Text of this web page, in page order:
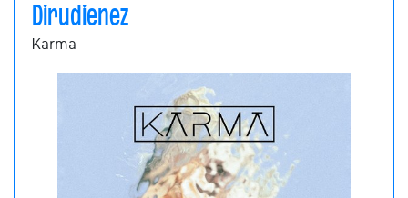
Dirudienez
Karma